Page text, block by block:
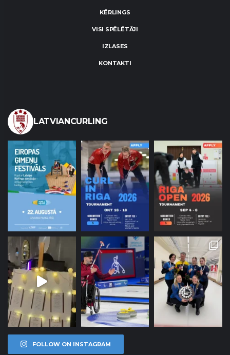
KĒRLINGS
VISI SPĒLĒTĀJI
IZLASES
KONTAKTI
LATVIANCURLING
FOLLOW ON INSTAGRAM